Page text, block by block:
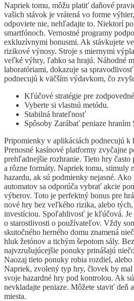
Napriek tomu, môžu platiť daňové
vašich stávok je vrátená vo forme
odpoviete nie, nehľadajte to. Niektorí
smartfónoch. Vernostné programy
exkluzívnymi bonusmi. Ak stávkujete
rizikové výnosy. Stroje s miernymi
veľké výhry, ľahko sa hrajú. Náhodné
laboratóriami, dokazuje sa
podnecujú k väčším výdavkom, čo
Kľúčové stratégie pre
Vyberte si vlastnú metódu.
Stabilná hrateľnosť
Spôsoby Zarábať peniaze hraním
Pripomienky v aplikáciách podnecujú k
Prenosné kasínové platformy zvyčajne
prehľadnejšie rozhranie. Tieto hry
a rôzne formáty. Napriek tomu, stimuly
hazardu, ak sú podmienky nejasné.
automatov sa odporúča vybrať akcie
výberov. Toto je perfektný bonus pre
nové hry bez veľkého rizika, alebo
investíciou. Spoľahlivosť je kľúčová. Je
o starostlivosti o používateľov. Vždy
skutočného herného domu znamená
hluk žetónov a tichým šepotom sály.
najvzrušujúcejšie ponuky prinášajú
Naozaj tieto ponuky robia rozdiel, alebo
Napriek, zvolený typ hry, človek by
svoje hazardné hry pod kontrolou. Ak
nevkladajte peniaze. Môžete staviť deň
miesta.